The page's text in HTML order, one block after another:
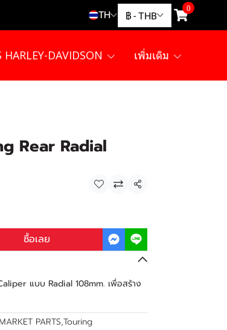
TH ฿ - THB
0
HARLEY-DAVIDSON เพิ่มเติม
Rear Radial
แชร์
ซื้อเลย
แบบ Radial 108mm. เพื่อสร้าง
PARTS,Touring